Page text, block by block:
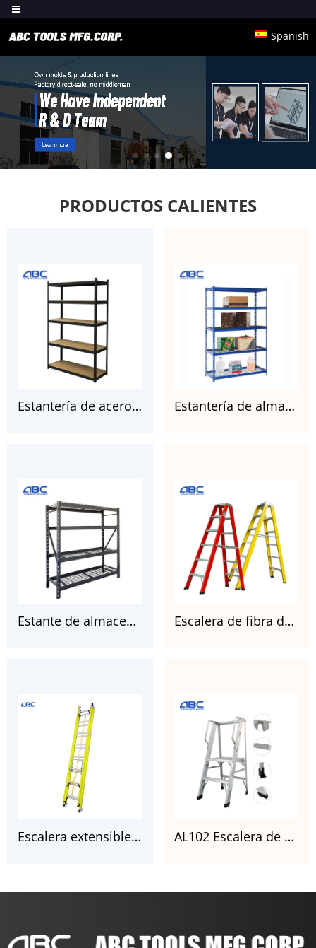
Spanish
PRODUCTOS CALIENTES
Estantería de acero galvanizado pintado sin pernos de 5 capas de alta resistencia para garajes Estantería de almacenamiento de garaje de alambre de acero de 5 estantes, 91 cm de ancho x 45 cm de profundidad x 183 cm de alto
Estante de almacenamiento de alambre de acero soldado de alta resistencia, negro, 77″ de ancho x 24″ de profundidad x 72″ de alto Escalera de fibra de vidrio de dos peldaños, amarilla y roja, FGD105HA
Escalera extensible de fibra de vidrio tipo IA con certificado CSA AL102 Escalera de plataforma de aluminio con estantes y escaleras plegables de aluminio